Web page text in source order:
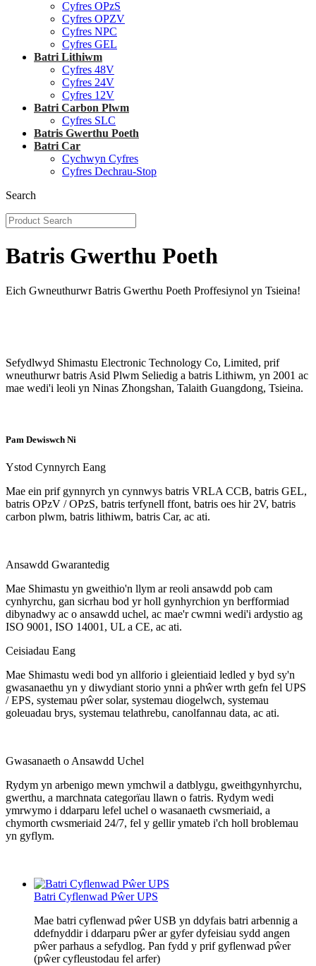
Cyfres OPzS
Cyfres OPZV
Cyfres NPC
Cyfres GEL
Batri Lithiwm
Cyfres 48V
Cyfres 24V
Cyfres 12V
Batri Carbon Plwm
Cyfres SLC
Batris Gwerthu Poeth
Batri Car
Cychwyn Cyfres
Cyfres Dechrau-Stop
Search
Batris Gwerthu Poeth
Eich Gwneuthurwr Batris Gwerthu Poeth Proffesiynol yn Tsieina!
Sefydlwyd Shimastu Electronic Technology Co, Limited, prif
wneuthurwr batris Asid Plwm Seliedig a batris Lithiwm, yn 2001 ac
mae wedi'i leoli yn Ninas Zhongshan, Talaith Guangdong, Tsieina.
Pam Dewiswch Ni
Ystod Cynnyrch Eang
Mae ein prif gynnyrch yn cynnwys batris VRLA CCB, batris GEL,
batris OPzV / OPzS, batris terfynell ffont, batris oes hir 2V, batris
carbon plwm, batris lithiwm, batris Car, ac ati.
Ansawdd Gwarantedig
Mae Shimastu yn gweithio'n llym ar reoli ansawdd pob cam
cynhyrchu, gan sicrhau bod yr holl gynhyrchion yn berfformiad
dibynadwy ac o ansawdd uchel, ac mae'r cwmni wedi'i ardystio ag
ISO 9001, ISO 14001, UL a CE, ac ati.
Ceisiadau Eang
Mae Shimastu wedi bod yn allforio i gleientiaid ledled y byd sy'n
gwasanaethu yn y diwydiant storio ynni a phŵer wrth gefn fel UPS
/ EPS, systemau pŵer solar, systemau diogelwch, systemau
goleuadau brys, systemau telathrebu, canolfannau data, ac ati.
Gwasanaeth o Ansawdd Uchel
Rydym yn arbenigo mewn ymchwil a datblygu, gweithgynhyrchu,
gwerthu, a marchnata categorïau llawn o fatris. Rydym wedi
ymrwymo i ddarparu lefel uchel o wasanaeth cwsmeriaid, a
chymorth cwsmeriaid 24/7, fel y gellir ymateb i'ch holl broblemau
yn gyflym.
Batri Cyflenwad Pŵer UPS
Mae batri cyflenwad pŵer USB yn ddyfais batri arbennig a
ddefnyddir i ddarparu pŵer ar gyfer dyfeisiau sydd angen
pŵer parhaus a sefydlog. Pan fydd y prif gyflenwad pŵer
(pŵer cyfleustodau fel arfer)